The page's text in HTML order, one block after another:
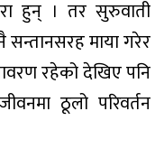
हुन् । तर सुरुवाती
माया गरेर
रहेको देखिए पनि
ठूलो परिवर्तन